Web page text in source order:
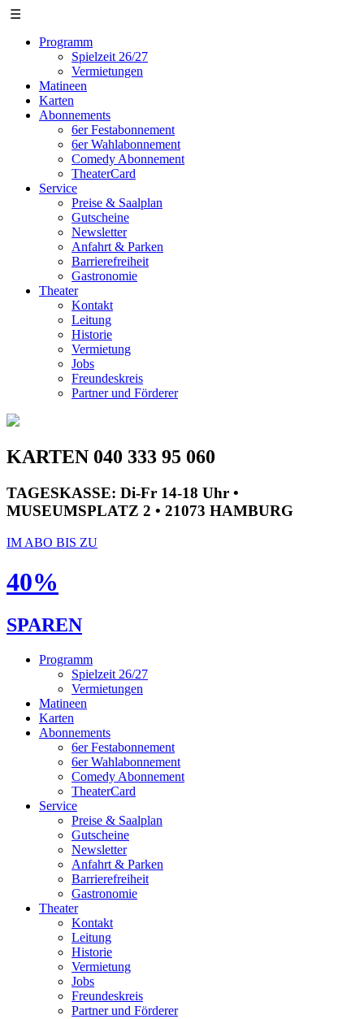
☰
Programm
Spielzeit 26/27
Vermietungen
Matineen
Karten
Abonnements
6er Festabonnement
6er Wahlabonnement
Comedy Abonnement
TheaterCard
Service
Preise & Saalplan
Gutscheine
Newsletter
Anfahrt & Parken
Barrierefreiheit
Gastronomie
Theater
Kontakt
Leitung
Historie
Vermietung
Jobs
Freundeskreis
Partner und Förderer
KARTEN 040 333 95 060
TAGESKASSE: Di-Fr 14-18 Uhr •
MUSEUMSPLATZ 2 • 21073 HAMBURG
IM ABO BIS ZU
40%
SPAREN
Programm
Spielzeit 26/27
Vermietungen
Matineen
Karten
Abonnements
6er Festabonnement
6er Wahlabonnement
Comedy Abonnement
TheaterCard
Service
Preise & Saalplan
Gutscheine
Newsletter
Anfahrt & Parken
Barrierefreiheit
Gastronomie
Theater
Kontakt
Leitung
Historie
Vermietung
Jobs
Freundeskreis
Partner und Förderer